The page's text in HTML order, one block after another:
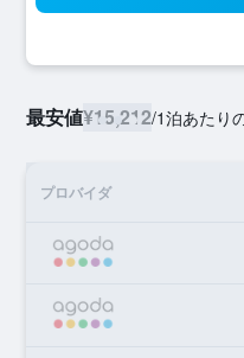
最安値¥15,212/1泊あたり
プロバイダ